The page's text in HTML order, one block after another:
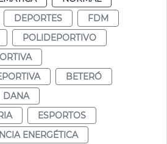
DEPORTES
FDM
POLIDEPORTIVO
BETERÓ
DANA
ESPORTOS
ENERGÉTICA